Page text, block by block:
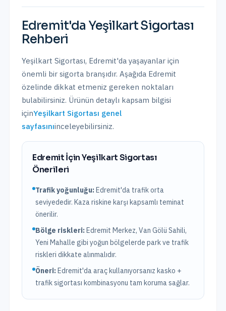
Edremit'da Yeşilkart Sigortası
Rehberi
Yeşilkart Sigortası, Edremit'da yaşayanlar için
önemli bir sigorta branşıdır. Aşağıda Edremit
özelinde dikkat etmeniz gereken noktaları
bulabilirsiniz. Ürünün detaylı kapsam bilgisi
içinYeşilkart Sigortası genel
sayfasınıinceleyebilirsiniz.
EdremitİçinYeşilkart Sigortası
Önerileri
Trafik yoğunluğu:Edremit'da trafikorta
seviyededir. Kaza riskine karşı kapsamlı teminat
önerilir.
Bölge riskleri:Edremit Merkez, Van Gölü Sahili,
Yeni Mahalle gibi yoğun bölgelerde park ve trafik
riskleri dikkate alınmalıdır.
Öneri:Edremit'da araç kullanıyorsanız kasko +
trafik sigortası kombinasyonu tam koruma sağlar.